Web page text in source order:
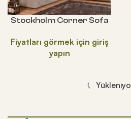
Stockholm Corner Sofa